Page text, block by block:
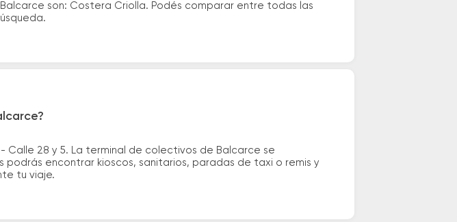
son: Costera Criolla. Podés comparar entre todas las
Calle 28 y 5. La terminal de colectivos de Balcarce se
podrás encontrar kioscos, sanitarios, paradas de taxi o remis y
tu viaje.